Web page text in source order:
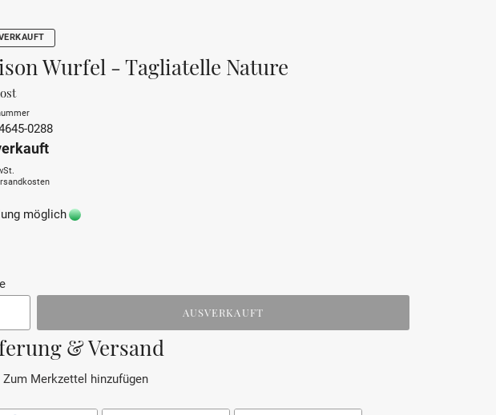
Wurfel - Tagliatelle Nature
0288
möglich
AUSVERKAUFT
& Versand
Zum Merkzettel hinzufügen